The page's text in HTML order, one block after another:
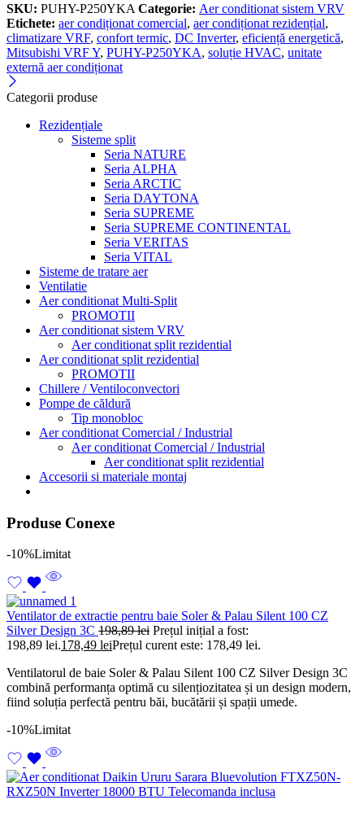
SKU: PUHY-P250YKA Categorie: Aer conditionat sistem VRV
Etichete: aer condiționat comercial, aer condiționat rezidențial,
climatizare VRF, confort termic, DC Inverter, eficiență energetică,
Mitsubishi VRF Y, PUHY-P250YKA, soluție HVAC, unitate
externă aer condiționat
Categorii produse
Rezidențiale
Sisteme split
Seria NATURE
Seria ALPHA
Seria ARCTIC
Seria DAYTONA
Seria SUPREME
Seria SUPREME CONTINENTAL
Seria VERITAS
Seria VITAL
Sisteme de tratare aer
Ventilatie
Aer conditionat Multi-Split
PROMOTII
Aer conditionat sistem VRV
Aer conditionat split rezidential
Aer conditionat split rezidential
PROMOTII
Chillere / Ventiloconvectori
Pompe de căldură
Tip monobloc
Aer conditionat Comercial / Industrial
Aer conditionat Comercial / Industrial
Aer conditionat split rezidential
Accesorii si materiale montaj
Produse Conexe
-10%Limitat
Ventilator de extractie pentru baie Soler & Palau Silent 100 CZ
Silver Design 3C 198,89lei Prețul inițial a fost:
198,89 lei.178,49 leiPrețul curent este: 178,49 lei.
Ventilatorul de baie Soler & Palau Silent 100 CZ Silver Design 3C
combină performanța optimă cu silențiozitatea și un design modern,
fiind soluția perfectă pentru băi, bucătării și spații umede.
-10%Limitat